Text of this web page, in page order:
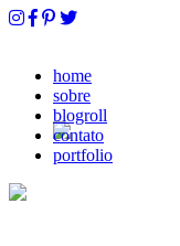
home
sobre
blogroll
contato
portfolio